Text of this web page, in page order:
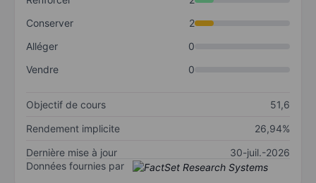
Conserver
2
Alléger
0
Vendre
0
Objectif de cours
51,6
Rendement implicite
26,94%
Dernière mise à jour
30-juil.-2026
Données fournies par